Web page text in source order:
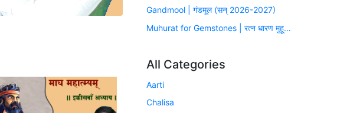
Gandmool | गंडमूल (सन् 2026-2027)
Muhurat for Gemstones | रत्न धारण मुहूर्त (सन् 2026-2027)
All Categories
Aarti
Chalisa